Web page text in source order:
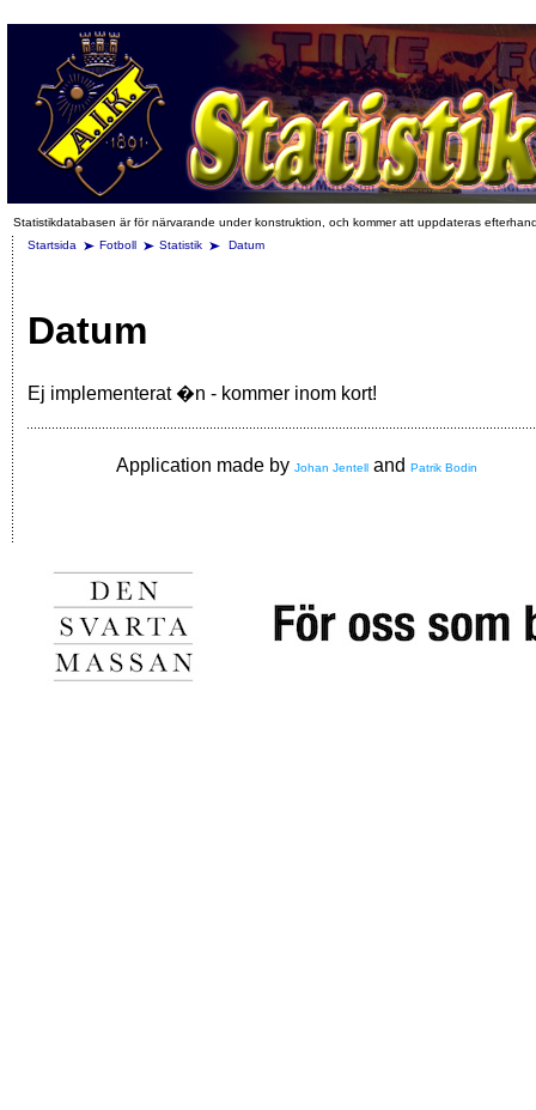
Statistikdatabasen är för närvarande under konstruktion, och kommer att uppdateras
Startsida
Fotboll Statistik Datum
Datum
Ej implementerat �n - kommer inom kort!
Application made by Johan Jentell and Patrik Bodin